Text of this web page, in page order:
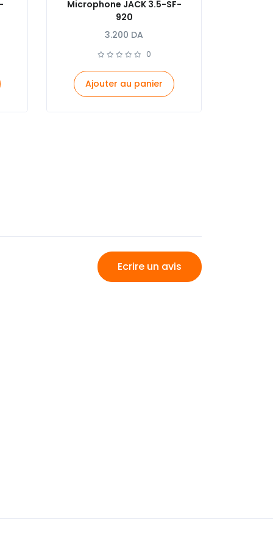
Microphone JACK 3.5-SF-
920
3.200 DA
0
Ajouter au panier
Ecrire un avis